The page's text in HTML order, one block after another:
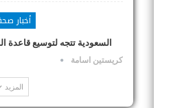
أخبار
السعودية تتجه لتوسيع قاعدة
كريستين اسامة
المزيد